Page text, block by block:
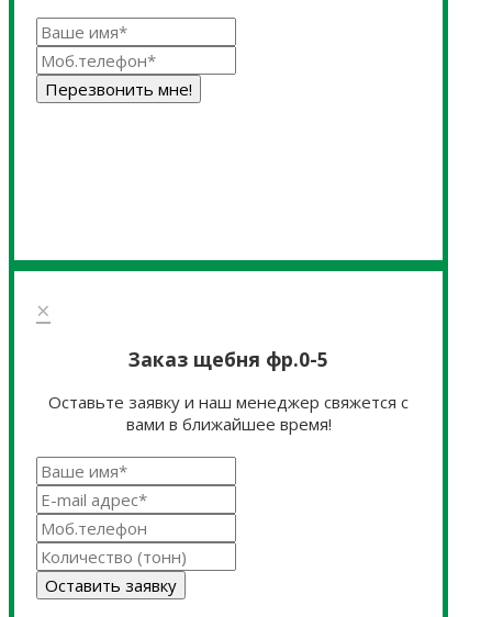
Перезвонить мне!
×
Заказ щебня фр.0-5
Оставьте заявку и наш менеджер свяжется с
вами в ближайшее время!
Оставить заявку